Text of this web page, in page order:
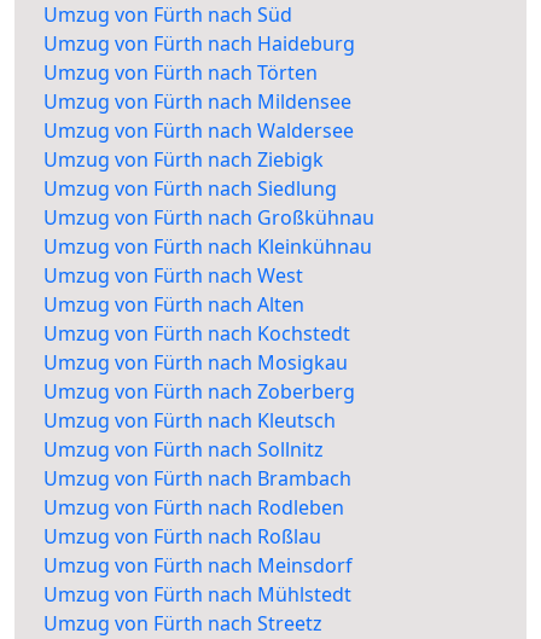
Umzug von Fürth nach Süd
Umzug von Fürth nach Haideburg
Umzug von Fürth nach Törten
Umzug von Fürth nach Mildensee
Umzug von Fürth nach Waldersee
Umzug von Fürth nach Ziebigk
Umzug von Fürth nach Siedlung
Umzug von Fürth nach Großkühnau
Umzug von Fürth nach Kleinkühnau
Umzug von Fürth nach West
Umzug von Fürth nach Alten
Umzug von Fürth nach Kochstedt
Umzug von Fürth nach Mosigkau
Umzug von Fürth nach Zoberberg
Umzug von Fürth nach Kleutsch
Umzug von Fürth nach Sollnitz
Umzug von Fürth nach Brambach
Umzug von Fürth nach Rodleben
Umzug von Fürth nach Roßlau
Umzug von Fürth nach Meinsdorf
Umzug von Fürth nach Mühlstedt
Umzug von Fürth nach Streetz